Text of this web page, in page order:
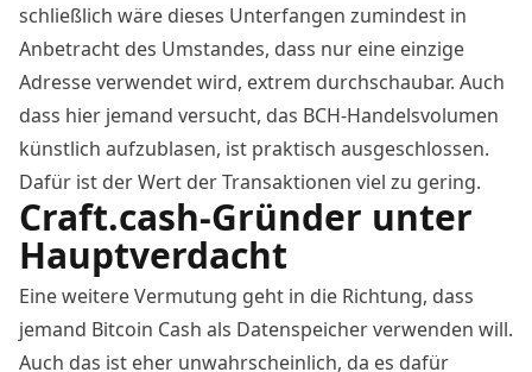
schließlich wäre dieses Unterfangen zumindest in
Anbetracht des Umstandes, dass nur eine einzige
Adresse verwendet wird, extrem durchschaubar. Auch
dass hier jemand versucht, das BCH-Handelsvolumen
künstlich aufzublasen, ist praktisch ausgeschlossen.
Dafür ist der Wert der Transaktionen viel zu gering.
Craft.cash-Gründer unter
Hauptverdacht
Eine weitere Vermutung geht in die Richtung, dass
jemand Bitcoin Cash als Datenspeicher verwenden will.
Auch das ist eher unwahrscheinlich, da es dafür